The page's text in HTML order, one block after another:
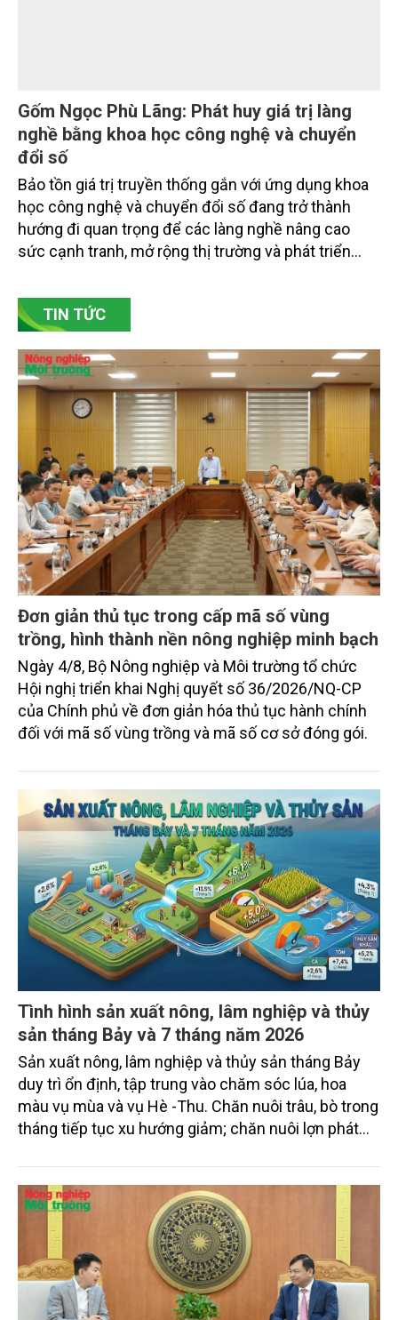
Gốm Ngọc Phù Lãng: Phát huy giá trị làng
nghề bằng khoa học công nghệ và chuyển
đổi số
Bảo tồn giá trị truyền thống gắn với ứng dụng khoa
học công nghệ và chuyển đổi số đang trở thành
hướng đi quan trọng để các làng nghề nâng cao
sức cạnh tranh, mở rộng thị trường và phát triển
Bắc Ninh, nhiều nghệ nhân và cơ sở sản xuất đã
chủ động đổi mới tư duy, đầu tư công nghệ, xây
TIN TỨC
Đơn giản thủ tục trong cấp mã số vùng
trồng, hình thành nền nông nghiệp minh bạch
Ngày 4/8, Bộ Nông nghiệp và Môi trường tổ chức
Hội nghị triển khai Nghị quyết số 36/2026/NQ-CP
của Chính phủ về đơn giản hóa thủ tục hành chính
đối với mã số vùng trồng và mã số cơ sở đóng gói.
Tình hình sản xuất nông, lâm nghiệp và thủy
sản tháng Bảy và 7 tháng năm 2026
Sản xuất nông, lâm nghiệp và thủy sản tháng Bảy
duy trì ổn định, tập trung vào chăm sóc lúa, hoa
màu vụ mùa và vụ Hè -Thu. Chăn nuôi trâu, bò trong
tháng tiếp tục xu hướng giảm; chăn nuôi lợn phát
trưởng khá. Diện tích rừng trồng mới và sản lượng
thủy sản đều tăng nhẹ.